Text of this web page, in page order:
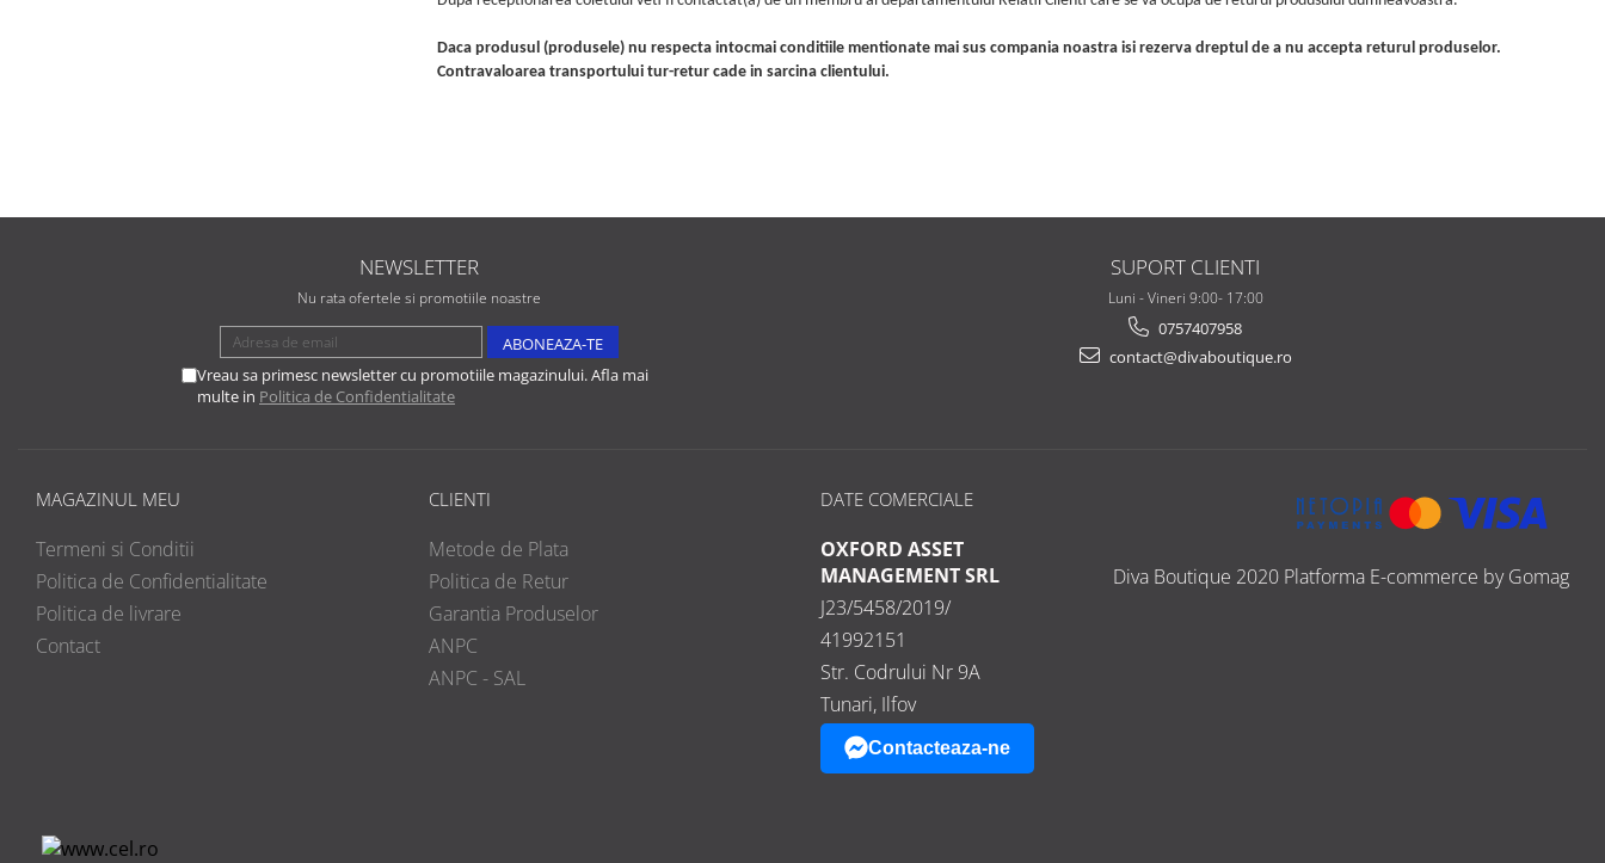
Daca produsul (produsele) nu respecta intocmai conditiile mentionate mai sus compania noastra isi rezerva dreptul de a nu accepta returul produselor.
Contravaloarea transportului tur-retur cade in sarcina clientului.
NEWSLETTER
Nu rata ofertele si promotiile noastre
Vreau sa primesc newsletter cu promotiile magazinului. Afla mai
multe in Politica de Confidentialitate
SUPORT CLIENTI
Luni - Vineri 9:00- 17:00
0757407958
contact@divaboutique.ro
MAGAZINUL MEU
Termeni si Conditii
Politica de Confidentialitate
Politica de livrare
Contact
CLIENTI
Metode de Plata
Politica de Retur
Garantia Produselor
ANPC
ANPC - SAL
DATE COMERCIALE
OXFORD ASSET
MANAGEMENT SRL
J23/5458/2019/
41992151
Str. Codrului Nr 9A
Tunari, Ilfov
Contacteaza-ne
Diva Boutique 2020 Platforma E-commerce by Gomag